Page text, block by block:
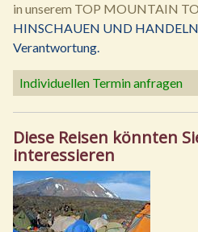
in unserem TOP MOUNTAIN
HINSCHAUEN UND
Verantwortung.
Individuellen Termin anfragen
Diese Reisen könnten
interessieren